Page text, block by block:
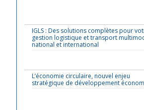
IGLS : Des solutions complètes pour
gestion logistique et transport
national et international
L’économie circulaire, nouvel enjeu
stratégique de développement